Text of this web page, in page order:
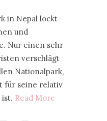
in Nepal lockt
und
Nur einen sehr
verschlägt
Nationalpark,
für seine relativ
Read More